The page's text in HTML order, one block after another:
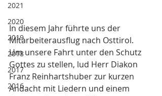
2021
2020
2019
2018
2017
2016
In diesem Jahr führte uns der
Mitarbeiterausflug nach Osttirol.
Um unsere Fahrt unter den Schutz
Gottes zu stellen, lud Herr Diakon
Franz Reinhartshuber zur kurzen
Andacht mit Liedern und einem